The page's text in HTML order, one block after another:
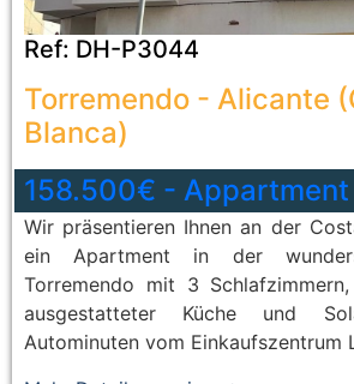
Ref: DH-P3044
Torremendo - Alicante
Blanca)
158.500€ - Appartment
Wir präsentieren Ihnen an der
ein Apartment in der
Torremendo mit 3
ausgestatteter Küche und
Autominuten vom Einkaufszentrum